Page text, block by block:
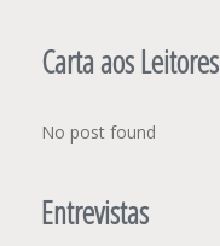
Carta aos Leitores
No post found
Entrevistas